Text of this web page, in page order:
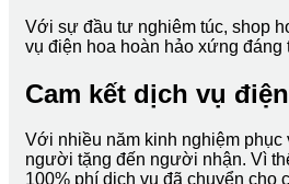
Với sự đầu tư nghiêm túc, shop
vụ điện hoa hoàn hảo xứng
Cam kết dịch vụ
Với nhiều năm kinh nghiệm phục
người tặng đến người nhận. Vì
100% phí dịch vụ đã chuyển cho